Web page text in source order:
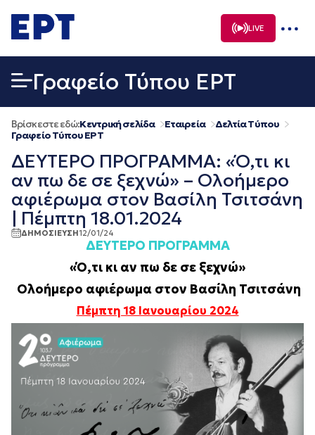
σε
περιεχόμενο
LIVE
Γραφείο Τύπου ΕΡΤ
Βρίσκεστε εδώ:Κεντρική σελίδα Εταιρεία
Δελτία Τύπου
Γραφείο Τύπου ΕΡΤ
ΔΕΥΤΕΡΟ ΠΡΟΓΡΑΜΜΑ: «Ό,τι κι
αν πω δε σε ξεχνώ» – Oλοήμερο
αφιέρωμα στον Βασίλη Τσιτσάνη
| Πέμπτη 18.01.2024
ΔΗΜΟΣΙΕΥΣΗ12/01/24
ΔΕΥΤΕΡΟ ΠΡΟΓΡΑΜΜΑ
«Ό,τι κι αν πω δε σε ξεχνώ»
Oλοήμερο αφιέρωμα στον Βασίλη Τσιτσάνη
Πέμπτη 18 Ιανουαρίου 2024